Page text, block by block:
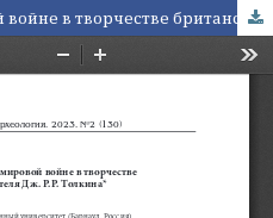
Память о Первой мировой войне в творчестве британского писателя Дж. P.P. Толкина